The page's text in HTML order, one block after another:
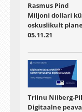
Rasmus Pind
Miljoni dollari
oskuslikult
05.11.21
Triinu Niiberg-
Digitaalne